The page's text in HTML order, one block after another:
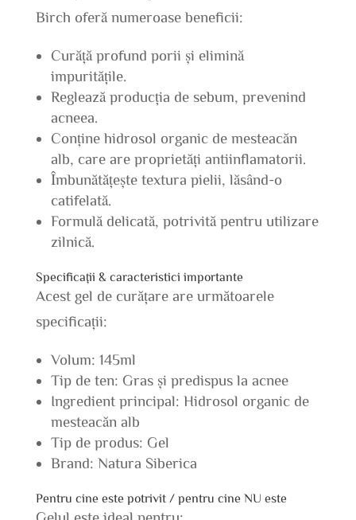
Birch oferă numeroase beneficii:
Curăță profund porii și elimină
impuritățile.
Reglează producția de sebum, prevenind
acneea.
Conține hidrosol organic de mesteacăn
alb, care are proprietăți antiinflamatorii.
Îmbunătățește textura pielii, lăsând-o
catifelată.
Formulă delicată, potrivită pentru utilizare
zilnică.
Specificații & caracteristici importante
Acest gel de curățare are următoarele
specificații:
Volum: 145ml
Tip de ten: Gras și predispus la acnee
Ingredient principal: Hidrosol organic de
mesteacăn alb
Tip de produs: Gel
Brand: Natura Siberica
Pentru cine este potrivit / pentru cine NU este
Gelul este ideal pentru: